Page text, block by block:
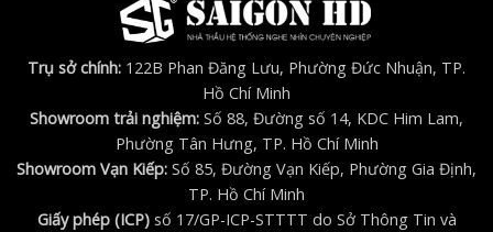
Trụ sở chính: 122B Phan Đăng Lưu, Phường Đức Nhuận, TP.
Hồ Chí Minh
Showroom trải nghiệm: Số 88, Đường số 14, KDC Him Lam,
Phường Tân Hưng, TP. Hồ Chí Minh
Showroom Vạn Kiếp: Số 85, Đường Vạn Kiếp, Phường Gia Định,
TP. Hồ Chí Minh
Giấy phép (ICP)số 17/GP-ICP-STTTT do Sở Thông Tin và